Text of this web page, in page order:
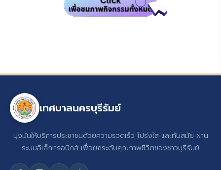
เทศบาลนครบุรีรัมย์
มุ่งมั่นให้บริการประชาชนด้วยความรวดเร็ว โปร่งใส และทันสมัย ผ่าน
ระบบอิเล็กทรอนิกส์ เพื่อยกระดับคุณภาพชีวิตของชาวบุรีรัมย์